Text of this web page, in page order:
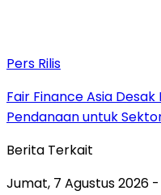
Pers Rilis
Fair Finance Asia
Pendanaan untuk
Berita Terkait
Jumat, 7 Agustus 2026 -